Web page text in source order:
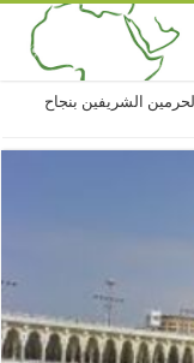
الشريفين بنجاح